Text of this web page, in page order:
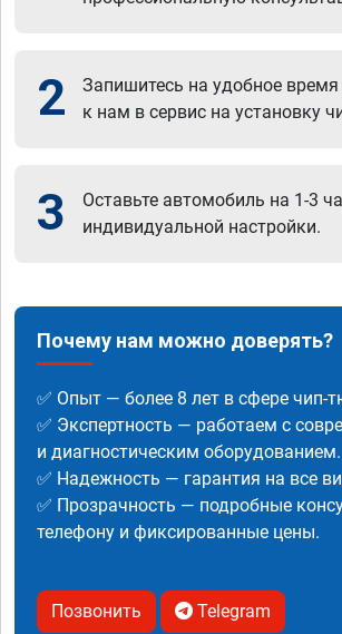
2
Запишитесь на удобное
к нам в сервис на установку
3
Оставьте автомобиль на 1-3
индивидуальной настройки.
Почему нам можно доверять?
✅ Опыт — более 8 лет в сфере чип-
✅ Экспертность — работаем с
и диагностическим оборудованием.
✅ Надежность — гарантия на все
✅ Прозрачность — подробные
телефону и фиксированные цены.
Позвонить Telegram